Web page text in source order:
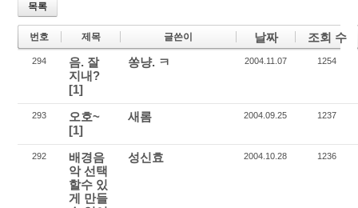
목록
번호 제목 글쓴이 날짜 조회 수
294
음. 잘
지내?
[1]
쏭냥. ㅋ 2004.11.07 1254
293
오호~
[1]
새롬 2004.09.25 1237
292
배경음
악 선택
할수 있
게 만들
성신효 2004.10.28 1236